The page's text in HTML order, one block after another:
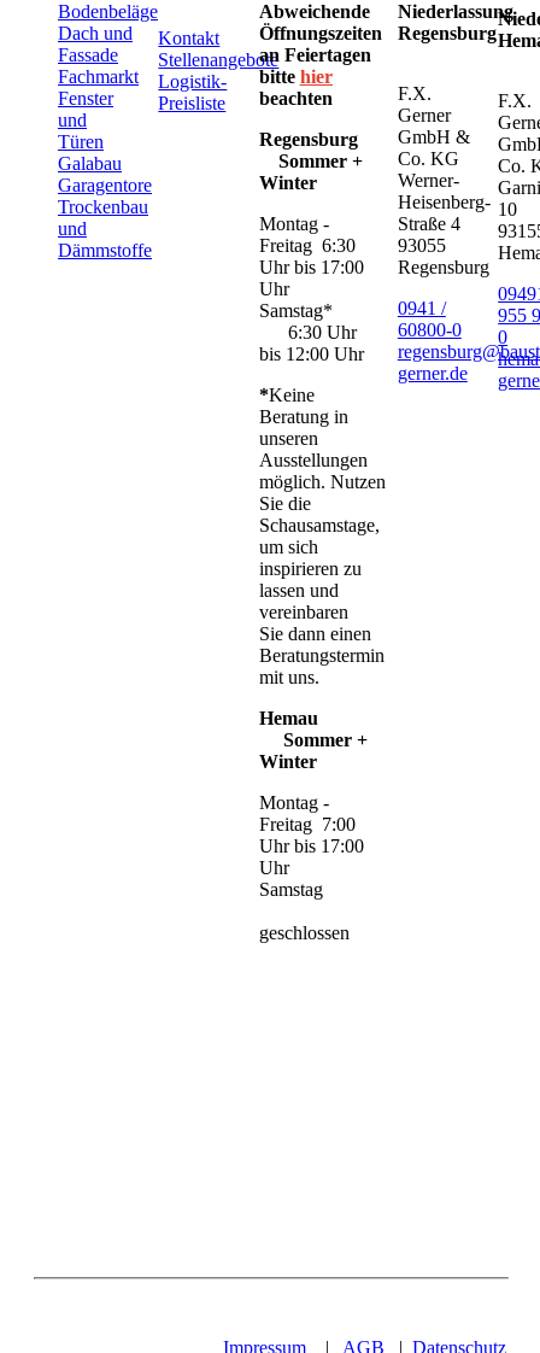
Bodenbeläge
Dach und
Fassade
Fachmarkt
Fenster
und
Türen
Galabau
Garagentore
Trockenbau
und
Dämmstoffe
Kontakt
Stellenangebote
Logistik-
Preisliste
Abweichende
Öffnungszeiten
an Feiertagen
bitte hier
beachten
Regensburg
Sommer +
Winter
Montag -
Freitag 6:30
Uhr bis 17:00
Uhr
Samstag*
6:30 Uhr
bis 12:00 Uhr
*Keine
Beratung in
unseren
Ausstellungen
möglich. Nutzen
Sie die
Schausamstage,
um sich
inspirieren zu
lassen und
vereinbaren
Sie dann einen
Beratungstermin
mit uns.
Hemau
Sommer +
Winter
Montag -
Freitag 7:00
Uhr bis 17:00
Uhr
Samstag
geschlossen
Niederlassung
Regensburg
F.X.
Gerner
GmbH &
Co. KG
Werner-
Heisenberg-
Straße 4
93055
Regensburg
0941 /
60800-0
gerner.de
F.X.
Co.
10
955
0
Impressum | AGB | Datenschutz